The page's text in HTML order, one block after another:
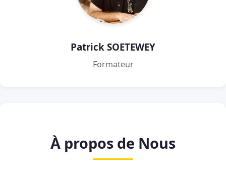
Patrick SOETEWEY
Formateur
À propos de Nous